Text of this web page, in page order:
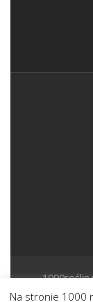
Prezentujemy
Na stronie 1000